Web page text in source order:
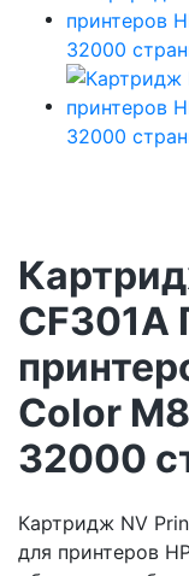
CF301A
Color
32000
Картридж NV
для принтеров